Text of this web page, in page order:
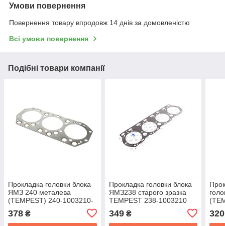
Умови повернення
Повернення товару впродовж 14 днів за домовленістю
Всі умови повернення
Подібні товари компанії
Прокладка головки блока
ЯМЗ 240 металева
(TEMPEST) 240-1003210-
378 ₴
Прокладка головки блока
ЯМЗ238 старого зразка
TEMPEST 238-1003210
349₴ 320